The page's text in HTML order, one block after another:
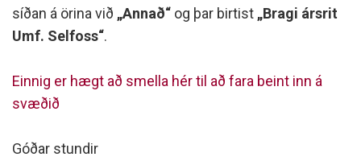
síðan á örina við „Annað“ og þar birtist „Bragi ársrit
Umf. Selfoss“.
Einnig er hægt að smella hér til að fara beint inn á
svæðið
Góðar stundir